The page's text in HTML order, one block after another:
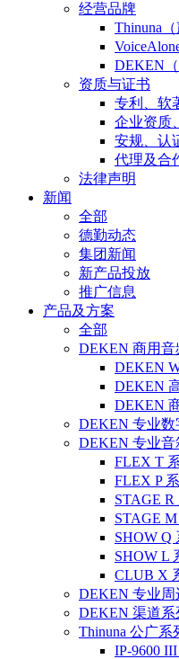
经营品牌
Thinuna（
DEKEN（
资质与证书
专利、软
企业资质
安规、认
代理及合
法律声明
新闻
全部
德勤动态
集团新闻
新产品投放
推广信息
产品及方案
全部
DEKEN 商用音
DEKEN
DEKEN
DEKEN
DEKEN 专业数
DEKEN 专业音
FLEX T
FLEX P
STAGE
STAGE
SHOW Q
SHOW L
CLUB X
DEKEN 专业周
DEKEN 渠道系
Thinuna 公广系
IP-9600